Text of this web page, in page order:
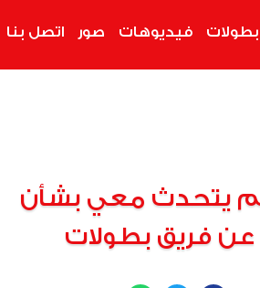
بطولات فيديوهات صور اتصل بنا
لم يتحدث معي بشأن
فريق بطولات